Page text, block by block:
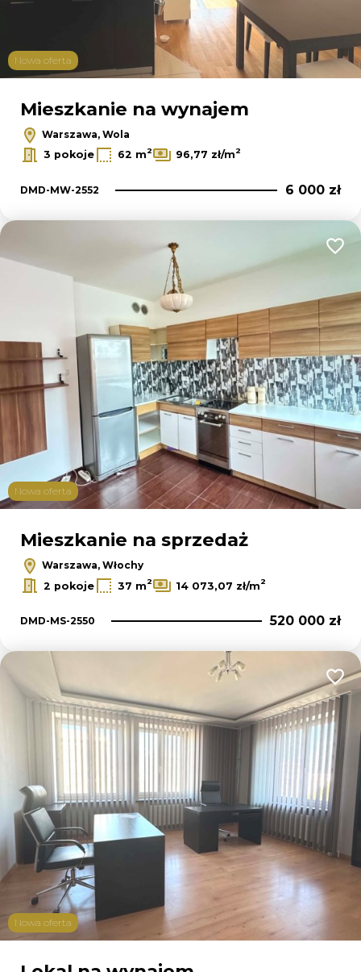
Nowa oferta
Mieszkanie na wynajem
Warszawa, Wola
3 pokoje
62 m2 96,77 zł/m2
DMD-MW-2552 6 000 zł
Nowa oferta
Mieszkanie na sprzedaż
Warszawa, Włochy
2 pokoje
37 m2 14 073,07 zł/m2
DMD-MS-2550 520 000 zł
Nowa oferta